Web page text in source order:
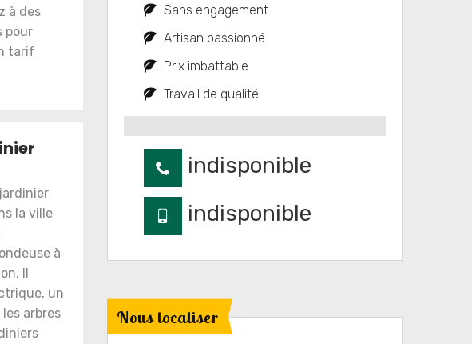
à des
pour
tarif
la ville
à
Il
un
arbres
Sans engagement
Artisan passionné
Prix imbattable
Travail de qualité
indisponible
indisponible
Nous localiser